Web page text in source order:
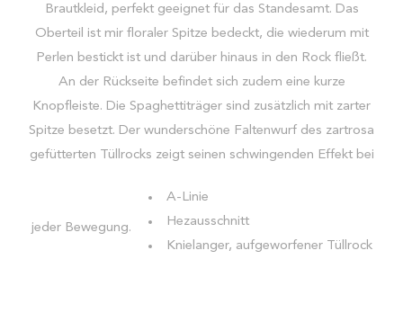
Brautkleid, perfekt geeignet für das Standesamt. Das
Oberteil ist mir floraler Spitze bedeckt, die wiederum mit
Perlen bestickt ist und darüber hinaus in den Rock fließt.
An der Rückseite befindet sich zudem eine kurze
Knopfleiste. Die Spaghettiträger sind zusätzlich mit zarter
Spitze besetzt. Der wunderschöne Faltenwurf des zartrosa
gefütterten Tüllrocks zeigt seinen schwingenden Effekt bei
jeder Bewegung.
A-Linie
Hezausschnitt
Knielanger, aufgeworfener Tüllrock